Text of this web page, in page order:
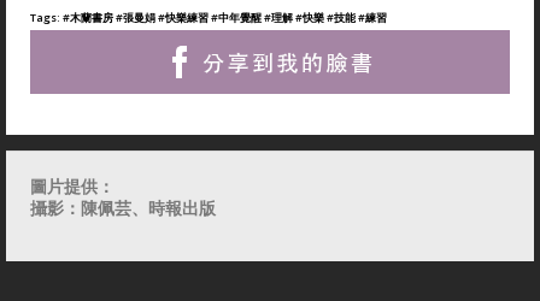
Tags: #木蘭書房#張曼娟#快樂練習#中年覺醒#理解#快樂#技能#練習
圖片提供：
攝影：陳佩芸、時報出版